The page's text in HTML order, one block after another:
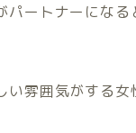
パートナーになる
い雰囲気がする女